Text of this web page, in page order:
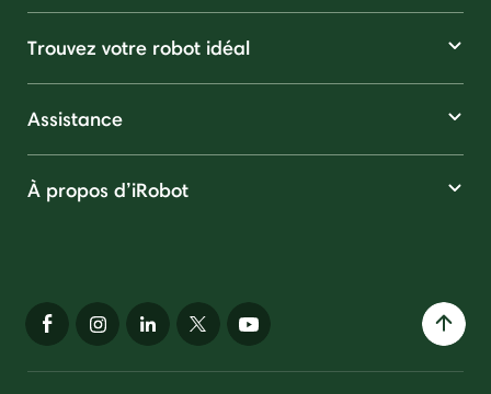
Trouvez votre robot idéal
Assistance
À propos d’iRobot